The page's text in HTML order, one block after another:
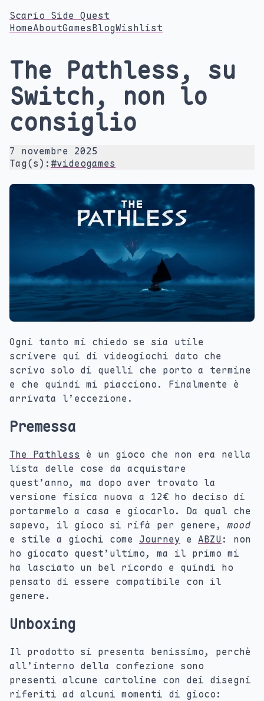
Scario Side Quest
HomeAboutGamesBlogWishlist
The Pathless, su
Switch, non lo
consiglio
7 novembre 2025
Tag(s): #videogames
Ogni tanto mi chiedo se sia utile
scrivere qui di videogiochi dato che
scrivo solo di quelli che porto a termine
e che quindi mi piacciono. Finalmente è
arrivata l’eccezione.
Premessa
The Pathless è un gioco che non era nella
lista delle cose da acquistare
quest’anno, ma dopo aver trovato la
versione fisica nuova a 12€ ho deciso di
portarmelo a casa e giocarlo. Da qual che
sapevo, il gioco si rifà per genere,mood
e stile a giochi come Journey e ABZU: non
ho giocato quest’ultimo, ma il primo mi
ha lasciato un bel ricordo e quindi ho
pensato di essere compatibile con il
genere.
Unboxing
Il prodotto si presenta benissimo, perchè
all’interno della confezione sono
presenti alcune cartoline con dei disegni
riferiti ad alcuni momenti di gioco: